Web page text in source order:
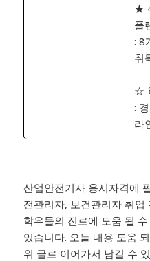
★
플
: 8
취
☆
:
라
산업안전기사 응시자격에
전관리자, 보건관리자 취업
학우들의 진로에 도움 될
있습니다. 오늘 내용 도움
위 글로 이어가서 남길 수